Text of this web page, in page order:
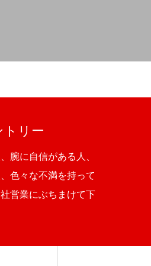
トリー
腕に自信がある人、
色々な不満を持って
営業にぶちまけて下